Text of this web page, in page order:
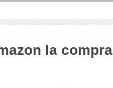
la compra